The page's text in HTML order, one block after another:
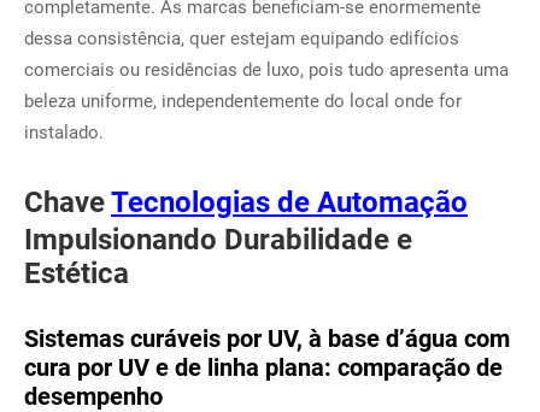
completamente. As marcas beneficiam-se enormemente
dessa consistência, quer estejam equipando edifícios
comerciais ou residências de luxo, pois tudo apresenta uma
beleza uniforme, independentemente do local onde for
instalado.
ChaveTecnologias de Automação
Impulsionando Durabilidade e
Estética
Sistemas curáveis por UV, à base d’água com
cura por UV e de linha plana: comparação de
desempenho